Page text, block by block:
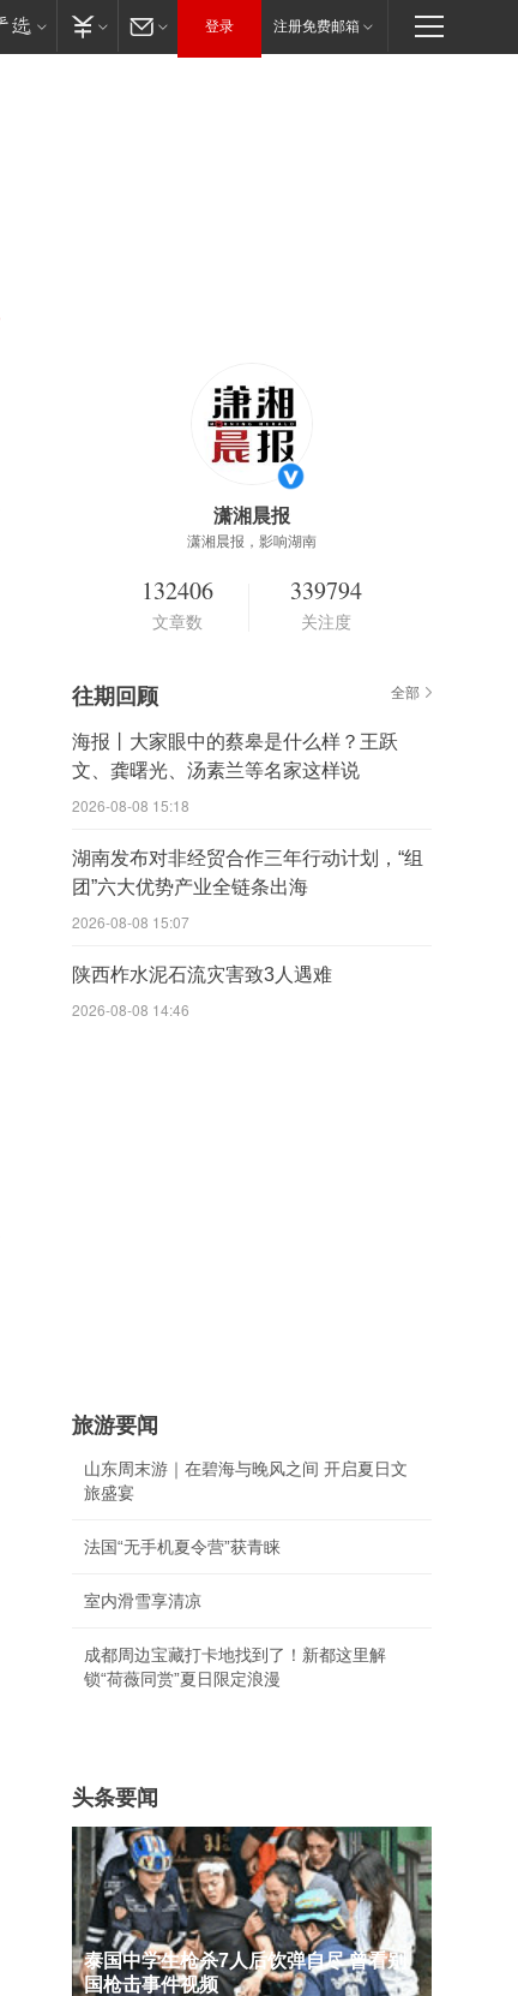
登录 注册免费邮箱
潇湘晨报
潇湘晨报，影响湖南
132406
文章数
339794
关注度
往期回顾 全部
海报丨大家眼中的蔡皋是什么样？王跃
文、龚曙光、汤素兰等名家这样说
2026-08-08 15:18
湖南发布对非经贸合作三年行动计划，“组
团”六大优势产业全链条出海
2026-08-08 15:07
陕西柞水泥石流灾害致3人遇难
2026-08-08 14:46
旅游要闻
山东周末游｜在碧海与晚风之间 开启夏日文
旅盛宴
法国“无手机夏令营”获青睐
室内滑雪享清凉
成都周边宝藏打卡地找到了！新都这里解
锁“荷薇同赏”夏日限定浪漫
头条要闻
泰国中学生枪杀7人后饮弹自尽 曾看别
国枪击事件视频